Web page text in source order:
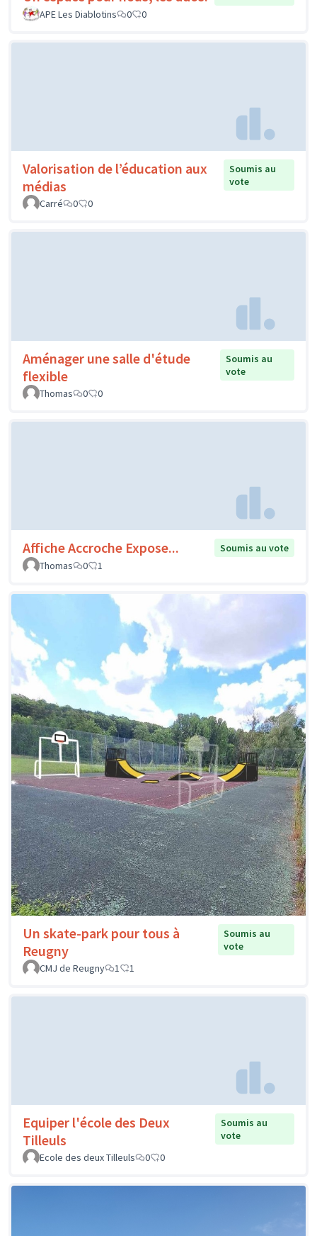
APE Les Diablotins
0 0
Valorisation de l’éducation aux
médias
Soumis au
vote
Carré
0 0
Aménager une salle d'étude
flexible
Soumis au
vote
Thomas
0 0
Affiche Accroche Expose...
Soumis au vote
Thomas
0 1
Un skate-park pour tous à
Reugny
Soumis au
vote
CMJ de Reugny
1 1
Equiper l'école des Deux
Tilleuls
Soumis au
vote
Ecole des deux Tilleuls
0 0